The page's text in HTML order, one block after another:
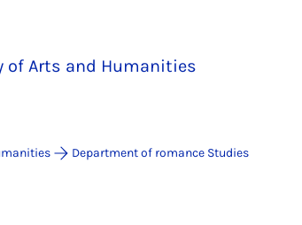
of Arts and Humanities
Department of romance Studies